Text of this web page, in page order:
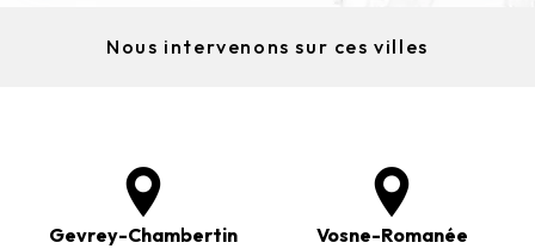
Nous intervenons sur ces villes
Gevrey-Chambertin Vosne-Romanée